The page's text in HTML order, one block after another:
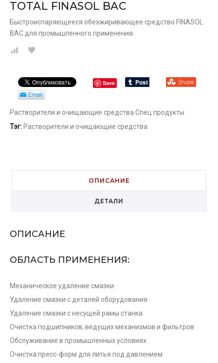
TOTAL FINASOL BAC
Быстроиспаряющееся обезжиривающее средство FINASOL
BAC для промышленного применения.
Save
Растворители и очищающие средства Спец продукты
Тэг: Растворители и очищающие средства
ОПИСАНИЕ
ДЕТАЛИ
ОПИСАНИЕ
ОБЛАСТЬ ПРИМЕНЕНИЯ:
Механическое удаление смазки.
Удаление смазки с деталей оборудования
Удаление смазки с несущей рамы станка
Очистка подшипников, ведущих механизмов и фильтров
Обслуживание в промышленных условиях
Очистка пресс-форм для литья под давлением